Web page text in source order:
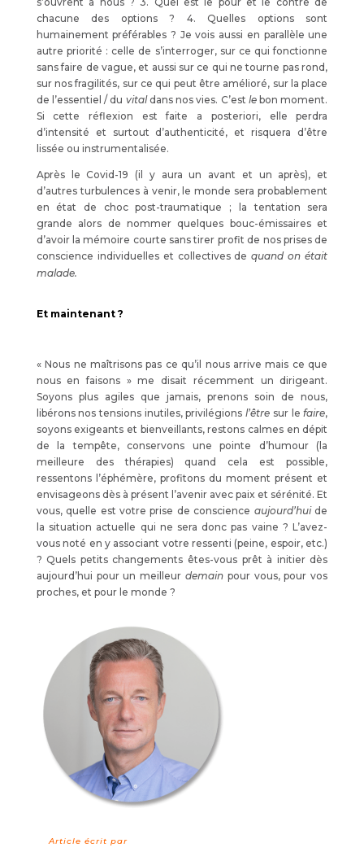
chacune des options ? 4. Quelles options sont
humainement préférables ? Je vois aussi en parallèle une
autre priorité : celle de s’interroger, sur ce qui fonctionne
sans faire de vague, et aussi sur ce qui ne tourne pas rond,
sur nos fragilités, sur ce qui peut être amélioré, sur la place
de l’essentiel / du vitaldans nos vies. C’est lebon moment.
Si cette réflexion est faite a posteriori, elle perdra
d’intensité et surtout d’authenticité, et risquera d’être
lissée ou instrumentalisée.
Après le Covid-19 (il y aura un avant et un après), et
d’autres turbulences à venir, le monde sera probablement
en état de choc post-traumatique ; la tentation sera
grande alors de nommer quelques bouc-émissaires et
d’avoir la mémoire courte sans tirer profit de nos prises de
conscience individuelles et collectives dequand on était
malade.
Et maintenant ?
« Nous ne maîtrisons pas ce qu’il nous arrive mais ce que
nous en faisons » me disait récemment un dirigeant.
Soyons plus agiles que jamais, prenons soin de nous,
libérons nos tensions inutiles, privilégionsl’être sur lefaire,
soyons exigeants et bienveillants, restons calmes en dépit
de la tempête, conservons une pointe d’humour (la
meilleure des thérapies) quand cela est possible,
ressentons l’éphémère, profitons du moment présent et
envisageons dès à présent l’avenir avec paix et sérénité. Et
vous, quelle est votre prise de conscience aujourd’huide
la situation actuelle qui ne sera donc pas vaine ? L’avez-
vous noté en y associant votre ressenti (peine, espoir, etc.)
? Quels petits changements êtes-vous prêt à initier dès
aujourd’hui pour un meilleur demain pour vous, pour vos
proches, et pour le monde ?
Article écrit par